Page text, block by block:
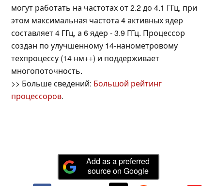
могут работать на частотах от 2.2 до 4.1 ГГц, при
этом максимальная частота 4 активных ядер
составляет 4 ГГц, а 6 ядер - 3.9 ГГц. Процессор
создан по улучшенному 14-нанометровому
техпроцессу (14 нм++) и поддерживает
многопоточность.
>> Больше сведений: Большой рейтинг
процессоров.
Add as a preferred
source on Google